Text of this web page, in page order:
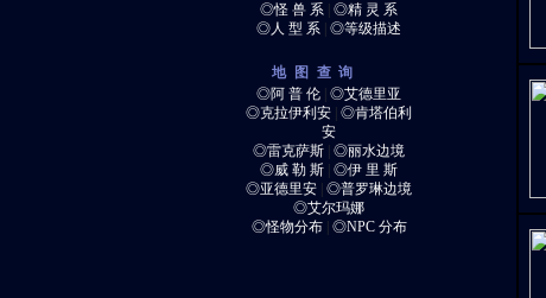
◎怪 兽 系 ◎精 灵 系
◎人 型 系 ◎等级描述
地图查询
◎阿 普 伦 ◎艾德里亚
◎克拉伊利安 ◎肯塔伯利
安
◎雷克萨斯 ◎丽水边境
◎威 勒 斯 ◎伊 里 斯
◎亚德里安 ◎普罗琳边境
◎艾尔玛娜
◎怪物分布| ◎NPC 分布